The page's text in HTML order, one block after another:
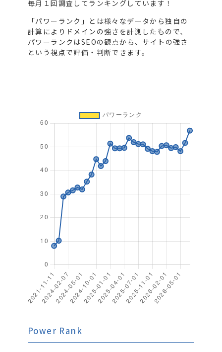
毎月１回調査してランキングしています！
「パワーランク」とは様々なデータから独自の
計算によりドメインの強さを計測したもので、
パワーランクはSEOの観点から、サイトの強さ
という視点で評価・判断できます。
Power Rank